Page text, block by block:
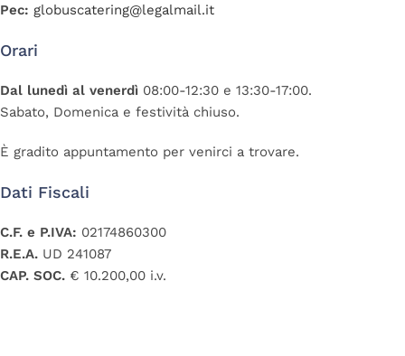
Pec: globuscatering@legalmail.it
Orari
Dal lunedì al venerdì 08:00-12:30 e 13:30-17:00.
Sabato, Domenica e festività chiuso.
È gradito appuntamento per venirci a trovare.
Dati Fiscali
C.F. e P.IVA: 02174860300
R.E.A. UD 241087
CAP. SOC. € 10.200,00 i.v.